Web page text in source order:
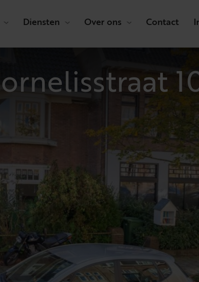
Diensten Over ons Contact